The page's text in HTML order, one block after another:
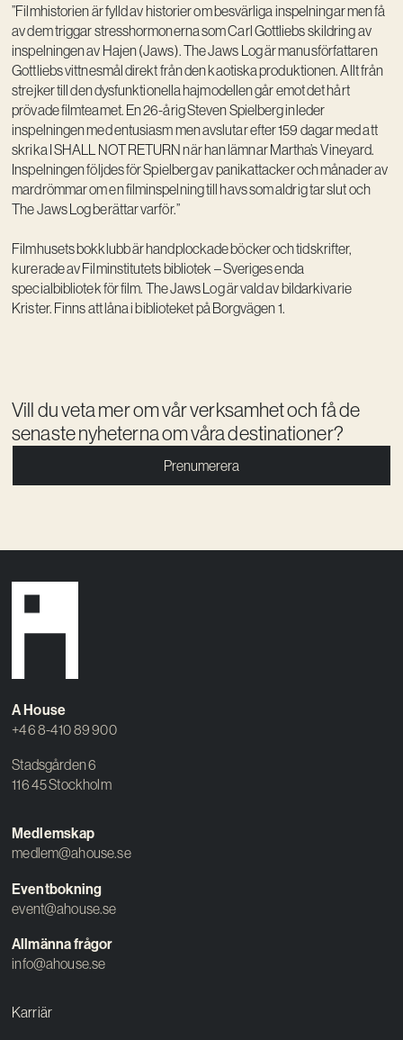
”Filmhistorien är fylld av historier om besvärliga inspelningar men få
av dem triggar stresshormonerna som Carl Gottliebs skildring av
inspelningen av Hajen (Jaws). The Jaws Log är manusförfattaren
Gottliebs vittnesmål direkt från den kaotiska produktionen. Allt från
strejker till den dysfunktionella hajmodellen går emot det hårt
prövade filmteamet. En 26-årig Steven Spielberg inleder
inspelningen med entusiasm men avslutar efter 159 dagar med att
skrika I SHALL NOT RETURN när han lämnar Martha’s Vineyard.
Inspelningen följdes för Spielberg av panikattacker och månader av
mardrömmar om en filminspelning till havs som aldrig tar slut och
The Jaws Log berättar varför.”
Filmhusets bokklubb är handplockade böcker och tidskrifter,
kurerade av Filminstitutets bibliotek – Sveriges enda
specialbibliotek för film. The Jaws Log är vald av bildarkivarie
Krister. Finns att låna i biblioteket på Borgvägen 1.
Vill du veta mer om vår verksamhet och få de
senaste nyheterna om våra destinationer?
Prenumerera
A House
+46 8-410 89 900
Stadsgården 6
116 45 Stockholm
Medlemskap
medlem@ahouse.se
Eventbokning
event@ahouse.se
Allmänna frågor
info@ahouse.se
Karriär